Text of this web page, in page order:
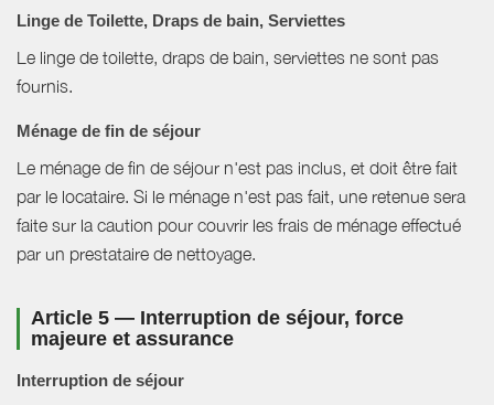
Linge de Toilette, Draps de bain, Serviettes
Le linge de toilette, draps de bain, serviettes ne sont pas
fournis.
Ménage de fin de séjour
Le ménage de fin de séjour n'est pas inclus, et doit être fait
par le locataire. Si le ménage n'est pas fait, une retenue sera
faite sur la caution pour couvrir les frais de ménage effectué
par un prestataire de nettoyage.
Article 5 — Interruption de séjour, force
majeure et assurance
Interruption de séjour